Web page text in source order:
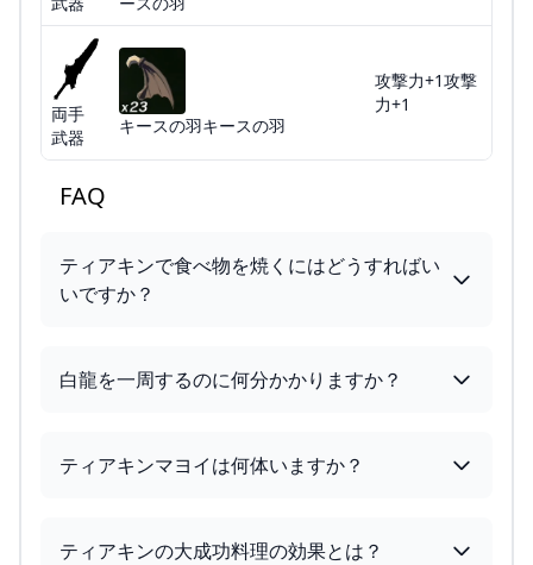
両手
武器
キースの羽キースの羽
攻撃力+1攻撃
力+1
FAQ
ティアキンで食べ物を焼くにはどうすればい
いですか？
白龍を一周するのに何分かかりますか？
ティアキンマヨイは何体いますか？
ティアキンの大成功料理の効果とは？